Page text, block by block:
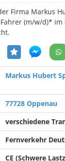
Firma Markus
(m/w/d)* im
Markus Hubert
77728 Oppenau
verschiedene
Fernverkehr
CE (Schwere